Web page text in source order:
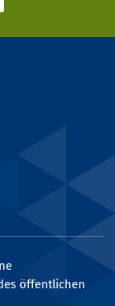
kopieren
öffentlichen